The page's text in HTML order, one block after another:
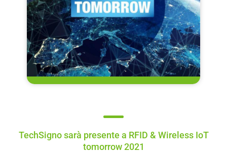
TechSigno sarà presente a RFID & Wireless IoT
tomorrow 2021